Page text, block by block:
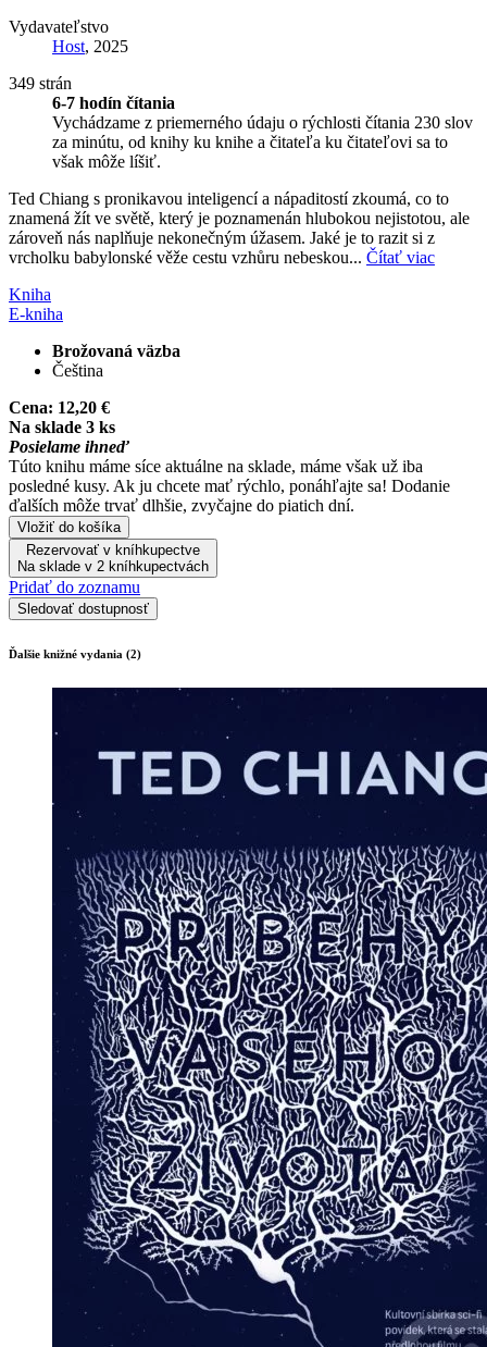
Vydavateľstvo
Host, 2025
349 strán
6-7 hodín čítania
Vychádzame z priemerného údaju o rýchlosti čítania 230 slov
za minútu, od knihy ku knihe a čitateľa ku čitateľovi sa to
však môže líšiť.
Ted Chiang s pronikavou inteligencí a nápaditostí zkoumá, co to
znamená žít ve světě, který je poznamenán hlubokou nejistotou, ale
zároveň nás naplňuje nekonečným úžasem. Jaké je to razit si z
vrcholku babylonské věže cestu vzhůru nebeskou... Čítať viac
Kniha
E-kniha
Brožovaná väzba
Čeština
Cena: 12,20 €
Na sklade 3 ks
Posielame ihneď
Túto knihu máme síce aktuálne na sklade, máme však už iba
posledné kusy. Ak ju chcete mať rýchlo, ponáhľajte sa! Dodanie
ďalších môže trvať dlhšie, zvyčajne do piatich dní.
Vložiť do košíka
Rezervovať v kníhkupectve
Na sklade v 2 kníhkupectvách
Pridať do zoznamu
Sledovať dostupnosť
Ďalšie knižné vydania (2)